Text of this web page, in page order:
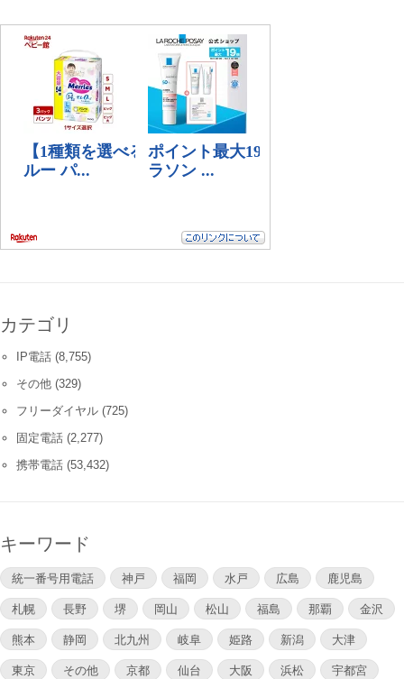
カテゴリ
IP電話 (8,755)
その他 (329)
フリーダイヤル (725)
固定電話 (2,277)
携帯電話 (53,432)
キーワード
統一番号用電話 神戸 福岡 水戸 広島
鹿児島
札幌
長野 堺 岡山 松山 福島 那覇
金沢
熊本
静岡 北九州 岐阜 姫路 新潟
大津
東京
その他 京都 仙台 大阪 浜松
宇都宮